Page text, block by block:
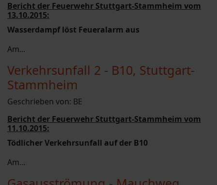
Bericht der Feuerwehr Stuttgart-Stammheim vom
13.10.2015:
Wasserdampf löst Feueralarm aus
Am...
Verkehrsunfall 2 - B10, Stuttgart-
Stammheim
Geschrieben von: BE
Bericht der Feuerwehr Stuttgart-Stammheim vom
11.10.2015:
Tödlicher Verkehrsunfall auf der B10
Am...